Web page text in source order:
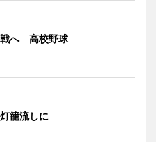
戦へ 高校野球
籠流しに